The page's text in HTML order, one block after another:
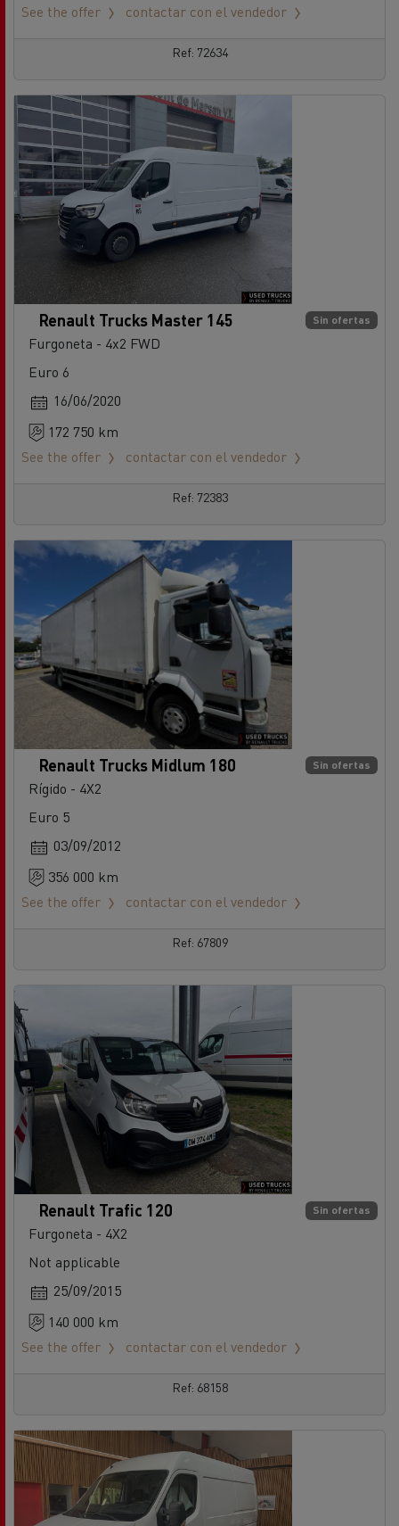
See the offer
contactar con el vendedor
Ref: 72634
Sin ofertas
Renault Trucks Master 145
Furgoneta - 4x2 FWD
Euro 6
16/06/2020
172 750 km
See the offer
contactar con el vendedor
Ref: 72383
Sin ofertas
Renault Trucks Midlum 180
Rígido - 4X2
Euro 5
03/09/2012
356 000 km
See the offer
contactar con el vendedor
Ref: 67809
Sin ofertas
Renault Trafic 120
Furgoneta - 4X2
Not applicable
25/09/2015
140 000 km
See the offer
contactar con el vendedor
Ref: 68158